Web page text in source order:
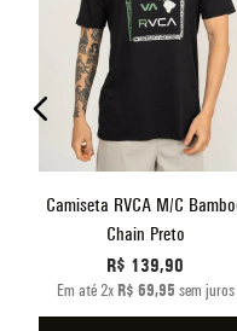
Camiseta RVCA M/C
Chain Preto
R$ 139,90
Em até2x R$ 69,95 sem juros